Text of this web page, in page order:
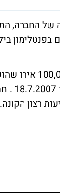
של החברה,
של כ-42,000 מ"ר
החברה שילמה במעמד
חתימת
רצון הקונה.